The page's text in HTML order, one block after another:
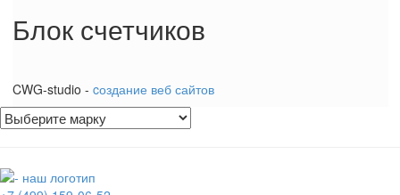
Блок счетчиков
CWG-studio - cоздание веб сайтов